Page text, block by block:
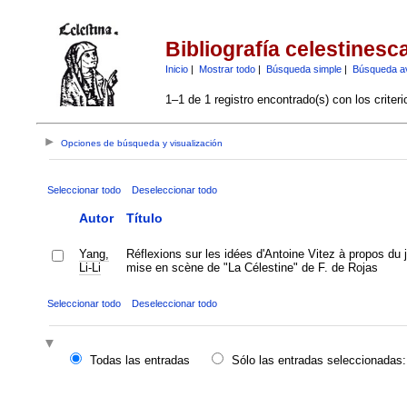
Bibliografía
Inicio| Mostrar todo| Búsqueda simple| Búsqueda
1–1 de 1 registro encontrado(s) con los
Opciones de búsqueda y visualización
Seleccionar todo Deseleccionar todo
Autor Título
Yang,
Li-Li
Réflexions sur les idées d'Antoine Vitez à propos du
mise en scène de "La Célestine" de F. de Rojas
Seleccionar todo Deseleccionar todo
Todas las entradas
Sólo las entradas seleccionadas: